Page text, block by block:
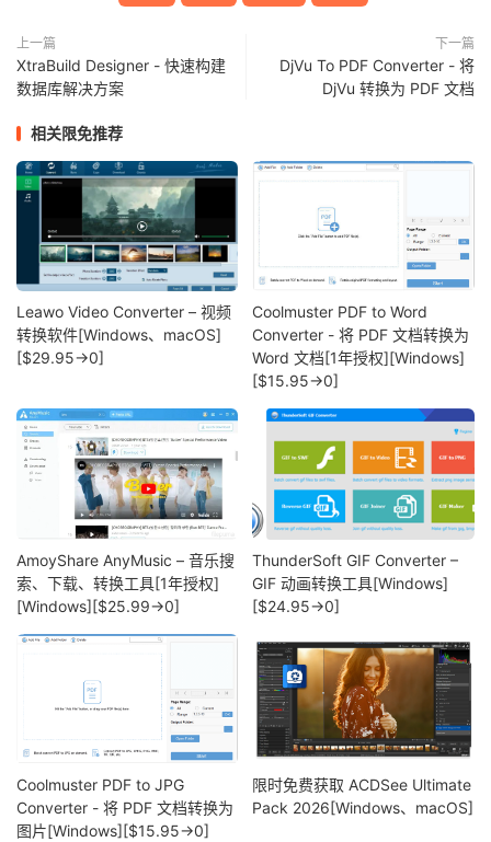
上一篇
XtraBuild Designer - 快速构建
数据库解决方案
下一篇
DjVu To PDF Converter - 将
DjVu 转换为 PDF 文档
相关限免推荐
Leawo Video Converter – 视频
转换软件[Windows、macOS]
[$29.95→0]
Coolmuster PDF to Word
Converter - 将 PDF 文档转换为
Word 文档[1年授权][Windows]
[$15.95→0]
AmoyShare AnyMusic – 音乐搜
索、下载、转换工具[1年授权]
[Windows][$25.99→0]
ThunderSoft GIF Converter –
GIF 动画转换工具[Windows]
[$24.95→0]
Coolmuster PDF to JPG
Converter - 将 PDF 文档转换为
图片[Windows][$15.95→0]
限时免费获取 ACDSee Ultimate
Pack 2026[Windows、macOS]